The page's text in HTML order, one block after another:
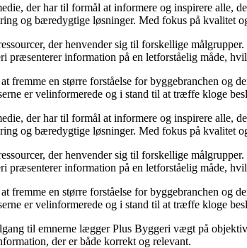
der har til formål at informere og inspirere alle,
og bæredygtige løsninger. Med fokus på kvalitet
der henvender sig til forskellige
præsenterer information på en letforståelig måde,
fremme en større forståelse for byggebranchen og
er velinformerede og i stand til at træffe kloge
der har til formål at informere og inspirere alle,
og bæredygtige løsninger. Med fokus på kvalitet
der henvender sig til forskellige
præsenterer information på en letforståelig måde,
fremme en større forståelse for byggebranchen og
er velinformerede og i stand til at træffe kloge
til emnerne lægger Plus Byggeri vægt på
der er både korrekt og relevant.